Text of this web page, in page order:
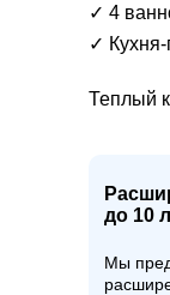
до 10
Мы
Теплый
✓ Кухня-
✓ 4